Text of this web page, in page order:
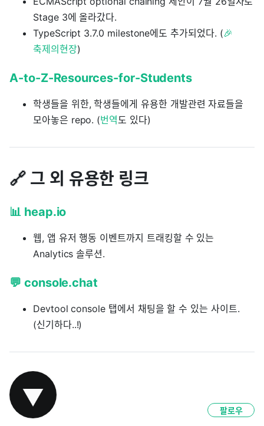
Stage 3에 올라갔다.
TypeScript 3.7.0 milestone에도 추가되었다. (🎉
축제의현장)
A-to-Z-Resources-for-Students
학생들을 위한, 학생들에게 유용한 개발관련 자료들을
모아놓은 repo. (번역도 있다)
🔗 그 외 유용한 링크
📊 heap.io
웹, 앱 유저 행동 이벤트까지 트래킹할 수 있는
Analytics 솔루션.
💬 console.chat
Devtool console 탭에서 채팅을 할 수 있는 사이트.
(신기하다..!)
팔로우